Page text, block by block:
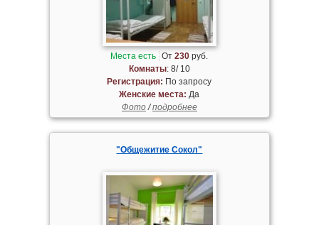
Места есть От230 руб.
Комнаты: 8/ 10
Регистрация: По запросу
Женские места: Да
Фото/подробнее
"Общежитие Сокол"